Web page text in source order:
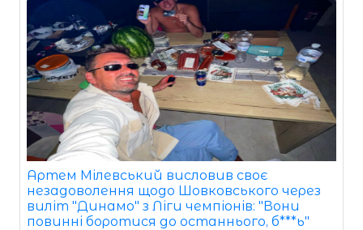
Артем Мілевський висловив своє
незадоволення щодо Шовковського через
виліт "Динамо" з Ліги чемпіонів: "Вони
повинні боротися до останнього, б***ь"